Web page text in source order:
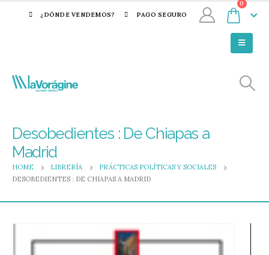
¿DÓNDE VENDEMOS? PAGO SEGURO
0
Desobedientes : De Chiapas a
Madrid
HOME LIBRERÍA
PRÁCTICAS POLÍTICAS Y SOCIALES
DESOBEDIENTES : DE CHIAPAS A MADRID